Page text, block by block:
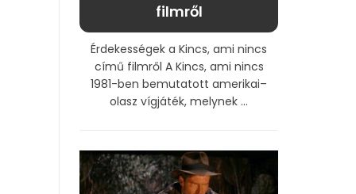
filmről
Érdekességek a Kincs, ami nincs
című filmről A Kincs, ami nincs
1981-ben bemutatott amerikai–
olasz vígjáték, melynek ...